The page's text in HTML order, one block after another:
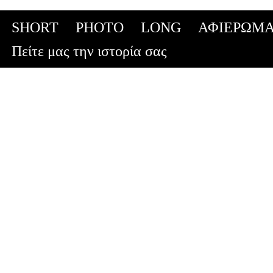
Skip
to
content
SHORT PHOTO LONG
Πείτε μας την ιστορία σας